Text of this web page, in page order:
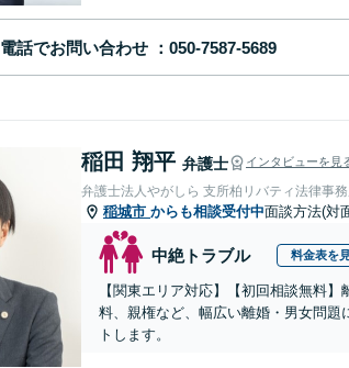
電話でお問い合わせ
稲田 翔平 弁護士 インタビューを見
弁護士法人やがしら 支所柏リバティ法律事
稲城市 からも相談受付中面談方法(対
中絶トラブル 料金表を
【関東エリア対応】【初回相談無料
料、親権など、幅広い離婚・男女問
トします。